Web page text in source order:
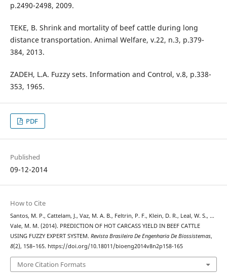
p.2490-2498, 2009.
TEKE, B. Shrink and mortality of beef cattle during long
distance transportation. Animal Welfare, v.22, n.3, p.379-
384, 2013.
ZADEH, L.A. Fuzzy sets. Information and Control, v.8, p.338-
353, 1965.
PDF
Published
09-12-2014
How to Cite
Santos, M. P., Cattelam, J., Vaz, M. A. B., Feltrin, P. F., Klein, D. R., Leal, W. S., …
Vale, M. M. (2014). PREDICTION OF HOT CARCASS YIELD IN BEEF CATTLE
USING FUZZY EXPERT SYSTEM. Revista Brasileira De Engenharia De Biossistemas,
8(2), 158–165. https://doi.org/10.18011/bioeng2014v8n2p158-165
More Citation Formats